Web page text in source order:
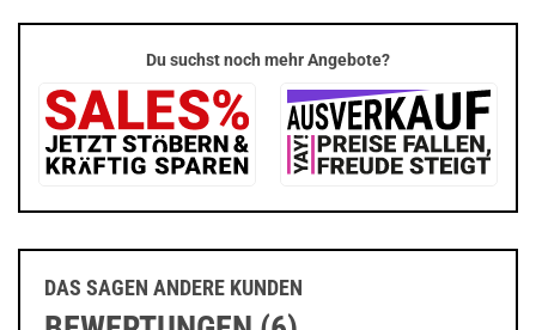
Du suchst noch mehr Angebote?
DAS SAGEN ANDERE KUNDEN